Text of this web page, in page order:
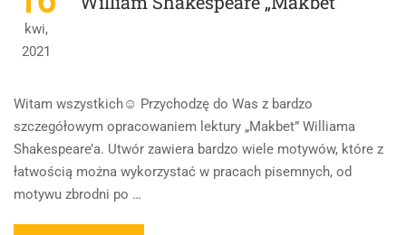
BIBLIA
kwi,
2021
Witam wszystkich☺️ Przychodzę do Was z bardzo
szczegółowym opracowaniem lektury „Makbet” Williama
Shakespeare’a. Utwór zawiera bardzo wiele motywów, które z
łatwością można wykorzystać w pracach pisemnych, od
motywu zbrodni po …